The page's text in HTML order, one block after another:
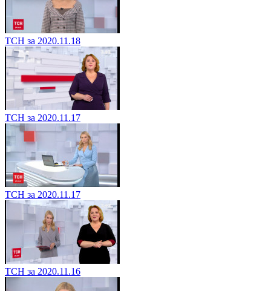
ТСН за 2020.11.18
ТСН за 2020.11.17
ТСН за 2020.11.17
ТСН за 2020.11.16